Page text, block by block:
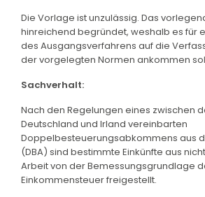
Die Vorlage ist unzulässig. Das
hinreichend begründet, weshalb es für
des Ausgangsverfahrens auf die
der vorgelegten Normen ankommen
Sachverhalt:
Nach den Regelungen eines zwischen
Deutschland und Irland vereinbarten
Doppelbesteuerungsabkommens aus
(DBA) sind bestimmte Einkünfte aus
Arbeit von der Bemessungsgrundlage
Einkommensteuer freigestellt.